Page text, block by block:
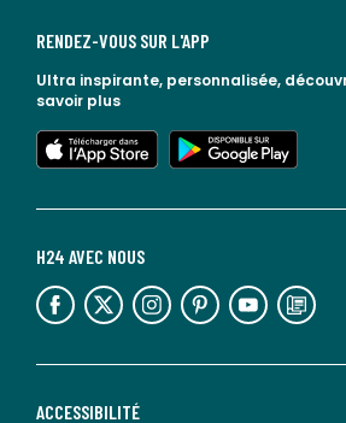
ACCESSIBILITÉ
H24 AVEC NOUS
lien vers l'espace réseaux sociaux lien vers l'espace réseaux sociaux lien vers l'espace réseaux sociaux lien vers l'espace réseaux sociaux lien vers l'espace réseaux sociaux lien vers le blog la redoute
RENDEZ-VOUS SUR L'APP
Ultra inspirante, personnalisée,
savoir plus
lien vers l'app store
lien vers google play